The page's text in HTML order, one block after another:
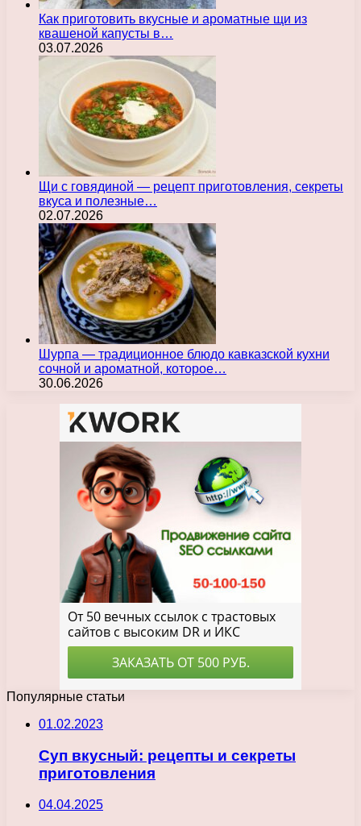
Как приготовить вкусные и ароматные щи из
квашеной капусты в…
03.07.2026
Щи с говядиной — рецепт приготовления, секреты
вкуса и полезные…
02.07.2026
Шурпа — традиционное блюдо кавказской кухни
сочной и ароматной, которое…
30.06.2026
Популярные статьи
01.02.2023
Суп вкусный: рецепты и секреты
приготовления
04.04.2025